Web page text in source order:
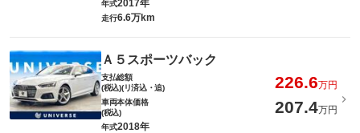
年式2017年
走行6.6万km
Ａ５スポーツバック
支払総額
(税込)(リ済込・追)
226.6万円
車両本体価格
(税込)
207.4万円
年式2018年